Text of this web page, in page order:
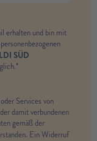
erhalten und bin mit
SÜD
Services von
damit verbundenen
gemäß der
Ein Widerruf